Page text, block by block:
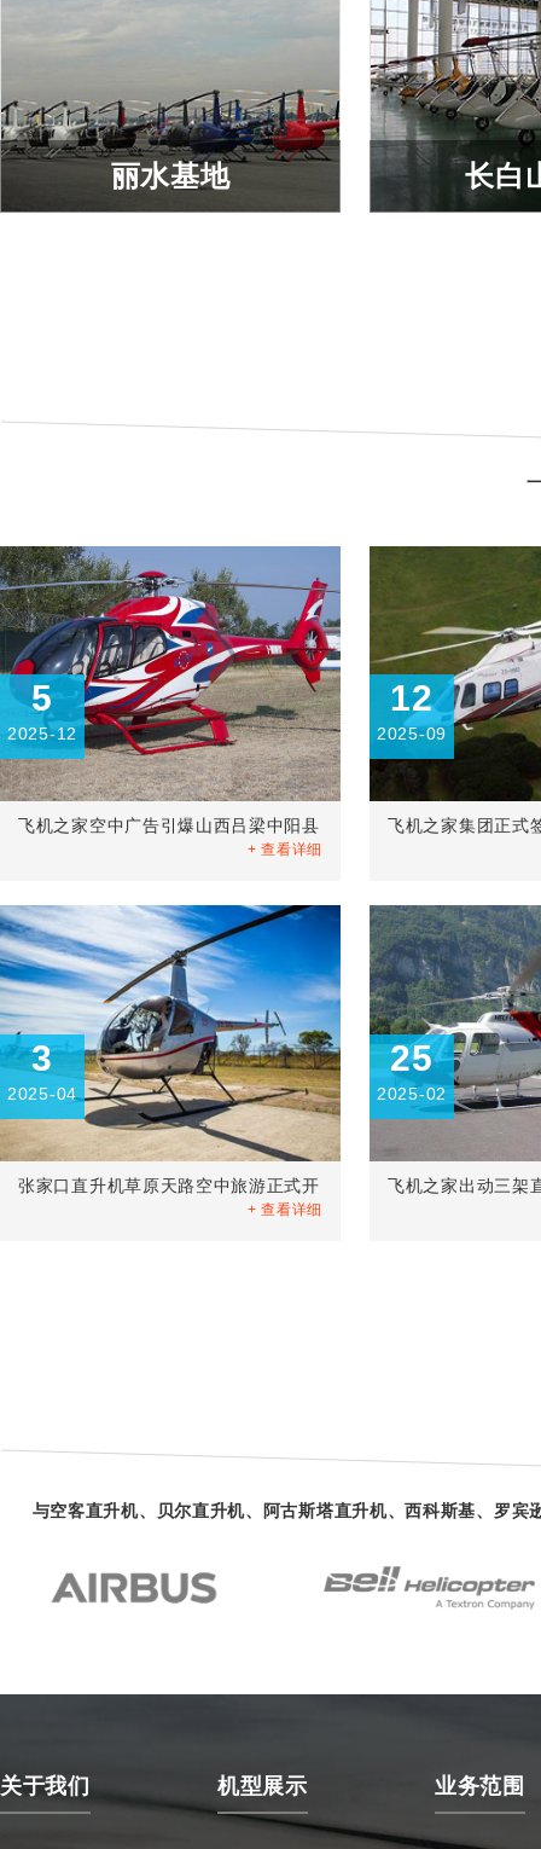
丽水基地 长白
5
2025-12
飞机之家空中广告引爆山西吕梁中阳县
+ 查看详细
12
2025-09
飞机之家集团正式
3
2025-04
张家口直升机草原天路空中旅游正式开
+ 查看详细
25
2025-02
飞机之家出动三架
与空客直升机、贝尔直升机、阿古斯塔直升机、西科斯基、罗
关于我们 机型展示 业务范围